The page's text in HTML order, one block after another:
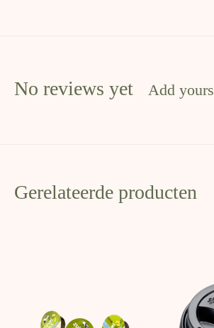
No reviews yet Add yours
Gerelateerde producten